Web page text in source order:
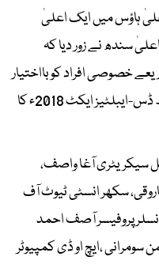
ہاؤس میں ایک اعلیٰ
سندھ نے زور دیا کہ
خصوصی افراد کو بااختیار
بنانا ’سندھایمپلائیمنٹ آف پرسنز وتھ ڈس-ایبلٹیز ایکٹ 2018ء کا
سیکریٹری آغا واصف،
سکھر انسٹی ٹیوٹ آف
پروفیسر آصف احمد
سومرانی ،ایچ او ڈی کمپیوٹر